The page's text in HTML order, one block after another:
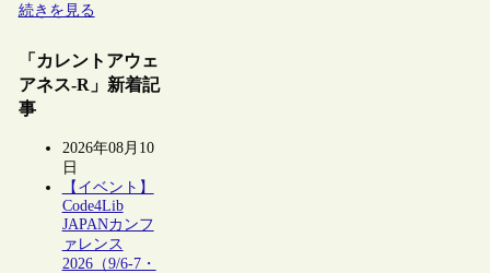
続きを見る
「カレントアウェ
アネス-R」新着記
事
2026年08月10
日
【イベント】
Code4Lib
JAPANカンフ
ァレンス
2026（9/6-7・